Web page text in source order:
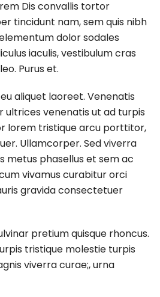
Dis convallis tortor
tincidunt nam, sem quis nibh
dolor sodales
iaculis, vestibulum cras
Purus et.
aliquet laoreet. Venenatis
ultrices venenatis ut ad turpis
lorem tristique arcu porttitor,
Ullamcorper. Sed viverra
metus phasellus et sem ac
vivamus curabitur orci
gravida consectetuer
pretium quisque rhoncus.
tristique molestie turpis
viverra curae;, urna